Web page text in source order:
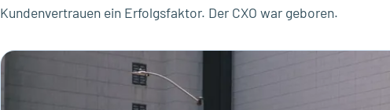
Kundenvertrauen ein Erfolgsfaktor. Der CXO war geboren.